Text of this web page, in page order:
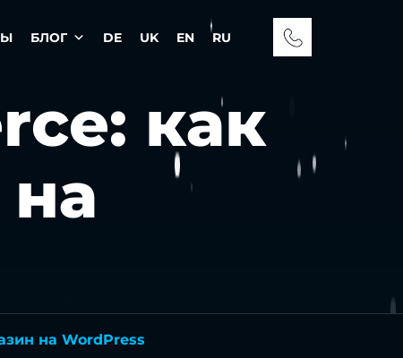
БЛОГ DE UK EN RU
как
на WordPress